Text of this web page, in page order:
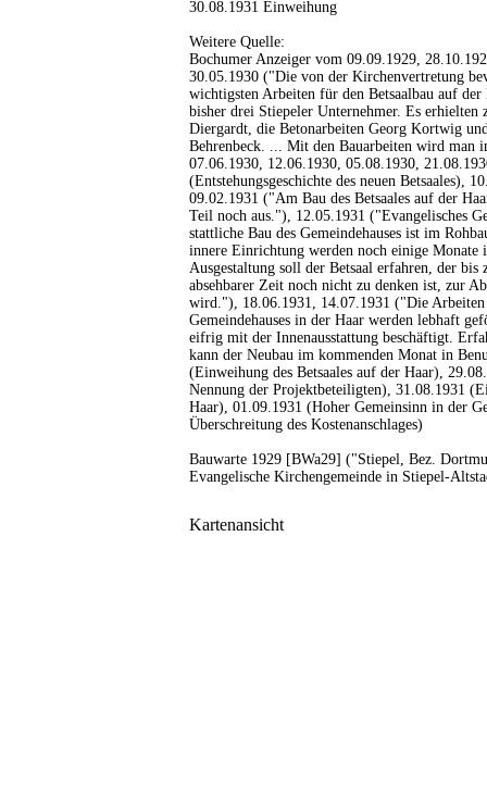
30.08.1931 Einweihung
Weitere Quelle:
Bochumer Anzeiger vom 09.09.1929,
30.05.1930 ("Die von der Kirchenvertretung
wichtigsten Arbeiten für den Betsaalbau auf
bisher drei Stiepeler Unternehmer. Es erhielten
Diergardt, die Betonarbeiten Georg Kortwig
Behrenbeck. ... Mit den Bauarbeiten wird man
07.06.1930, 12.06.1930, 05.08.1930,
(Entstehungsgeschichte des neuen Betsaales),
09.02.1931 ("Am Bau des Betsaales auf der
Teil noch aus."), 12.05.1931 ("Evangelisches
stattliche Bau des Gemeindehauses ist im
innere Einrichtung werden noch einige Monate
Ausgestaltung soll der Betsaal erfahren, der
absehbarer Zeit noch nicht zu denken ist, zur
wird."), 18.06.1931, 14.07.1931 ("Die Arbeiten
Gemeindehauses in der Haar werden lebhaft
eifrig mit der Innenausstattung beschäftigt.
kann der Neubau im kommenden Monat in
(Einweihung des Betsaales auf der Haar),
Nennung der Projektbeteiligten), 31.08.1931
Haar), 01.09.1931 (Hoher Gemeinsinn in der
Überschreitung des Kostenanschlages)
Bauwarte 1929 [BWa29] ("Stiepel, Bez.
Evangelische Kirchengemeinde in Stiepel-
Kartenansicht